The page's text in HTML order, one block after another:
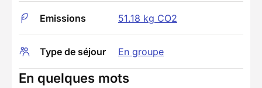
Emissions 51.18 kg CO2
Type de séjour En groupe
En quelques mots